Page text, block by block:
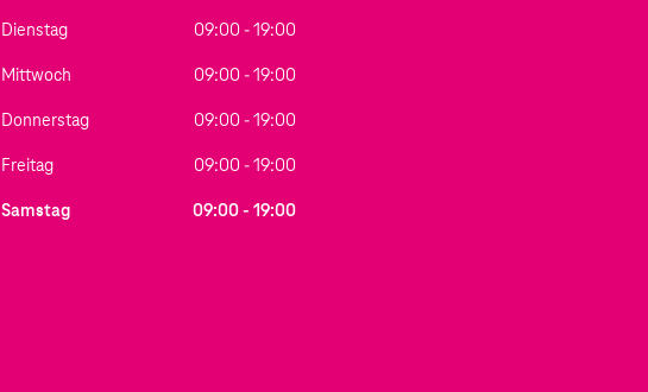
Dienstag 09:00 - 19:00
Mittwoch 09:00 - 19:00
Donnerstag 09:00 - 19:00
Freitag 09:00 - 19:00
Samstag 09:00 - 19:00